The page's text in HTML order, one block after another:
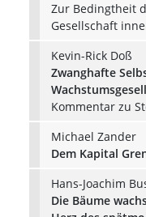
Zur Bedingtheit
Gesellschaft
Kevin-Rick Doß
Zwanghafte
Kommentar zu
Michael Zander
Dem Kapital
Hans-Joachim
Die Bäume